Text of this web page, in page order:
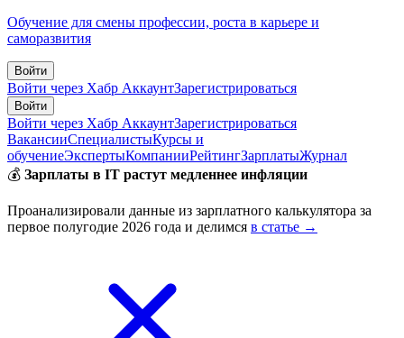
Обучение для смены профессии, роста в карьере и
саморазвития
Войти
Войти через Хабр АккаунтЗарегистрироваться
Войти
Войти через Хабр АккаунтЗарегистрироваться
ВакансииСпециалистыКурсы и
обучениеЭкспертыКомпанииРейтингЗарплатыЖурнал
💰 Зарплаты в IT растут медленнее инфляции
Проанализировали данные из зарплатного калькулятора за
первое полугодие 2026 года и делимся в статье →